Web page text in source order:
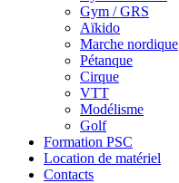
Gym / GRS
Aïkido
Marche nordique
Pétanque
Cirque
VTT
Modélisme
Golf
Formation PSC
Location de matériel
Contacts